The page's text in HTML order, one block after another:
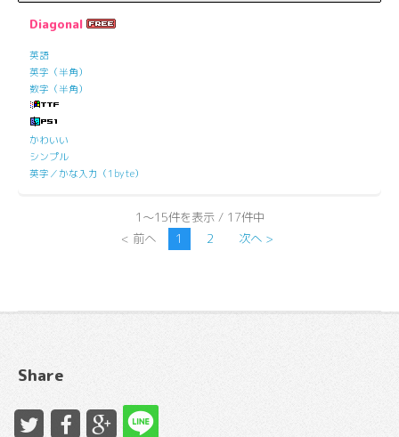
Diagonal
英語
英字（半角）
数字（半角）
かわいい
シンプル
英字／かな入力（1byte）
1～15件を表示 / 17件中
< 前へ
1 2 次へ >
Share